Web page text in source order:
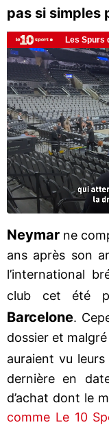
pas si simples
Neymar ne
ans après son
l’international
club cet été
Barcelone.
dossier et
auraient vu
dernière en
d’achat dont le
comme Le 10